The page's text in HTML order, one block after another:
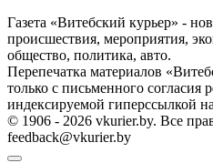
Газета «Витебский курьер» -
происшествия, мероприятия,
общество, политика, авто.
Перепечатка материалов
только с письменного согласия
индексируемой гиперссылкой
© 1906 - 2026 vkurier.by. Все
feedback@vkurier.by